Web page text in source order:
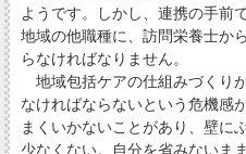
ようです。しかし、連携の手前
地域の他職種に、訪問栄養士か
らなければなりません。
地域包括ケアの仕組みづくり
なければならないという危機感
まくいかないことがあり、壁に
少なくない。自分を省みないま